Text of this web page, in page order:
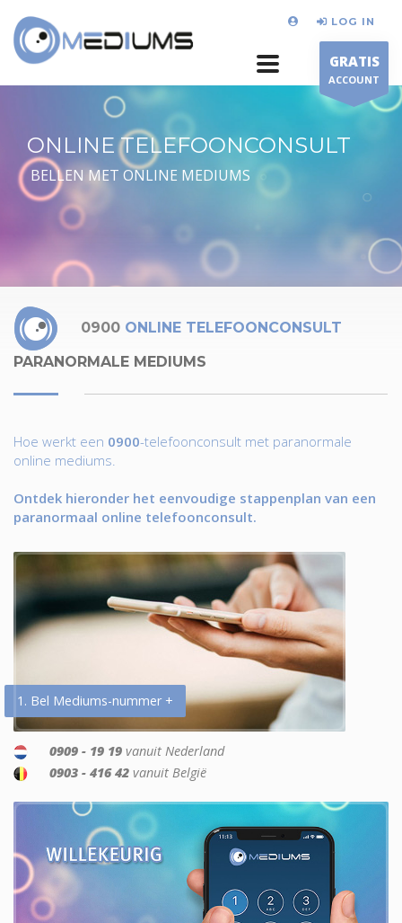
LOG IN
GRATIS
ACCOUNT
ONLINE TELEFOONCONSULT
BELLEN MET ONLINE MEDIUMS
0900 ONLINE TELEFOONCONSULT
PARANORMALE MEDIUMS
Hoe werkt een 0900-telefoonconsult met paranormale
online mediums.
Ontdek hieronder het eenvoudige stappenplan van een
paranormaal online telefoonconsult.
1. Bel Mediums-nummer +
0909 - 19 19 vanuit Nederland
0903 - 416 42 vanuit België